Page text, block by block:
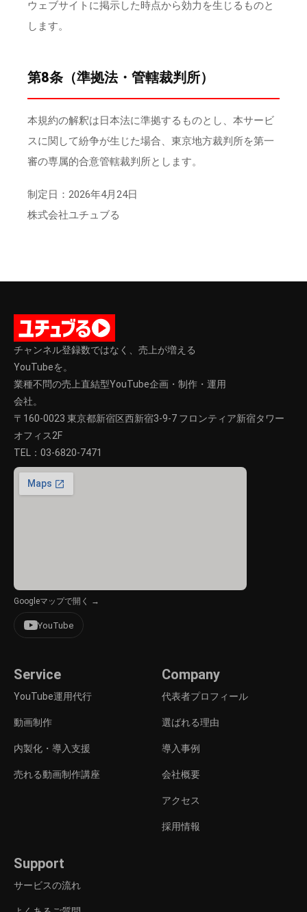
ウェブサイトに掲示した時点から効力を生じるものと
します。
第8条（準拠法・管轄裁判所）
本規約の解釈は日本法に準拠するものとし、本サービ
スに関して紛争が生じた場合、東京地方裁判所を第一
審の専属的合意管轄裁判所とします。
制定日：2026年4月24日
株式会社ユチュブる
チャンネル登録数ではなく、売上が増える
YouTubeを。
業種不問の売上直結型YouTube企画・制作・運用
会社。
〒160-0023 東京都新宿区西新宿3-9-7 フロンティア新宿タワー
オフィス2F
TEL： 03-6820-7471
Googleマップで開く →
YouTube
Service
YouTube運用代行
動画制作
内製化・導入支援
売れる動画制作講座
Company
代表者プロフィール
選ばれる理由
導入事例
会社概要
アクセス
採用情報
Support
サービスの流れ